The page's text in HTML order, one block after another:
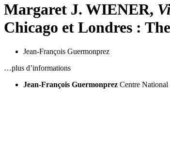
Margaret J. WIENER,
Chicago et Londres :
Jean-François Guermonprez
…plus d’informations
Jean-François Guermonprez Centre National